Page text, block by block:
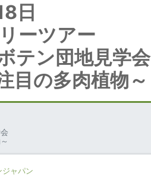
日
ーツアー
テン団地見学会
目の多肉植物～
ャパン